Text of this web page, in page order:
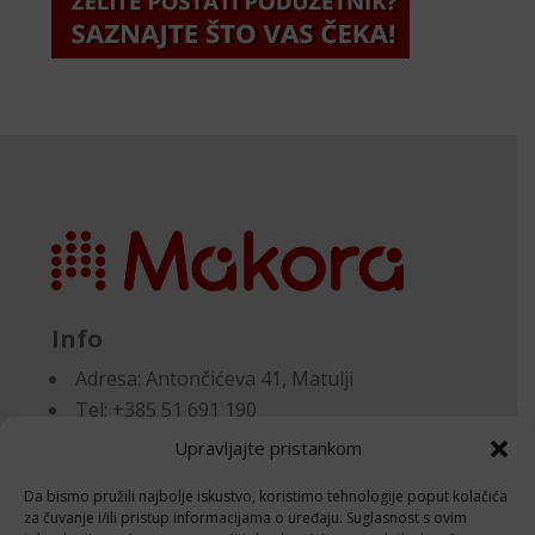
Upravljajte pristankom
Da bismo pružili najbolje iskustvo, koristimo tehnologije poput kolačića
za čuvanje i/ili pristup informacijama o uređaju. Suglasnost s ovim
Info
Adresa:Antončićeva 41, Matulji
Tel: +385 51 691 190
Email:knjigovodstvo@makora.hr
Dokumenti